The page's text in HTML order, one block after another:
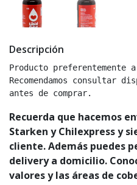
Descripción
Producto preferentemente
Recomendamos consultar
antes de comprar.
Recuerda que hacemos
Starken y Chilexpress y
cliente. Además puedes
delivery a domicilio.
valores y las áreas de